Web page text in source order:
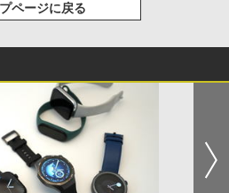
ページに戻る